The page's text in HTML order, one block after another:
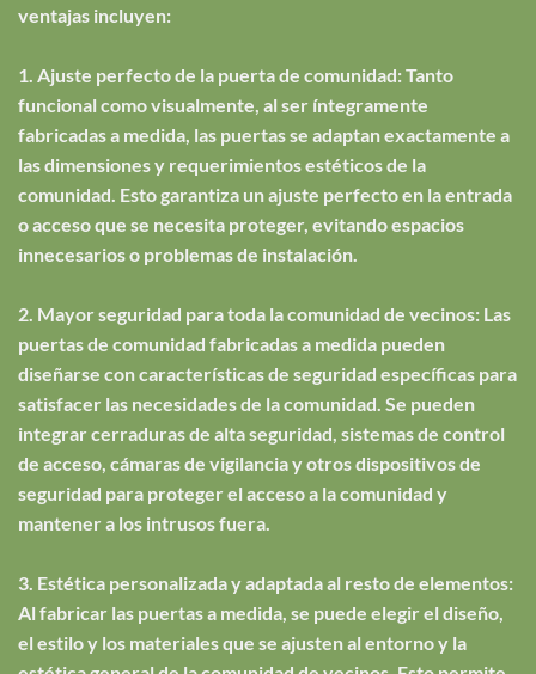
ventajas incluyen:
1. Ajuste perfecto de la puerta de comunidad: Tanto
funcional como visualmente, al ser íntegramente
fabricadas a medida, las puertas se adaptan exactamente a
las dimensiones y requerimientos estéticos de la
comunidad. Esto garantiza un ajuste perfecto en la entrada
o acceso que se necesita proteger, evitando espacios
innecesarios o problemas de instalación.
2. Mayor seguridad para toda la comunidad de vecinos: Las
puertas de comunidad fabricadas a medida pueden
diseñarse con características de seguridad específicas para
satisfacer las necesidades de la comunidad. Se pueden
integrar cerraduras de alta seguridad, sistemas de control
de acceso, cámaras de vigilancia y otros dispositivos de
seguridad para proteger el acceso a la comunidad y
mantener a los intrusos fuera.
3. Estética personalizada y adaptada al resto de elementos:
Al fabricar las puertas a medida, se puede elegir el diseño,
el estilo y los materiales que se ajusten al entorno y la